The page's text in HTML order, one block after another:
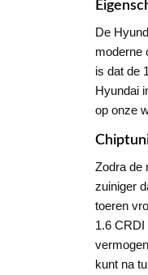
De
moderne
is dat de
Hyundai
op onze
Zodra de
zuiniger
toeren
1.6 CRDI
kunt na